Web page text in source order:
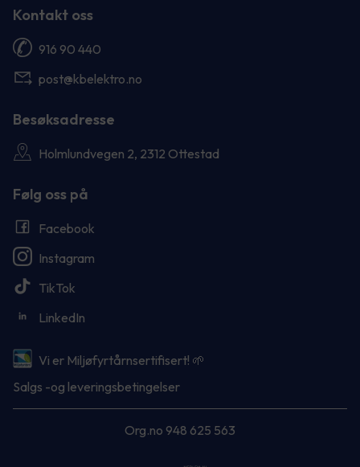
Kontakt oss
916 90 440
post@kbelektro.no
Besøksadresse
Holmlundvegen 2, 2312 Ottestad
Følg oss på
Facebook
Instagram
TikTok
LinkedIn
Vi er Miljøfyrtårnsertifisert! 🌱
Salgs -og leveringsbetingelser
Org.no 948 625 563